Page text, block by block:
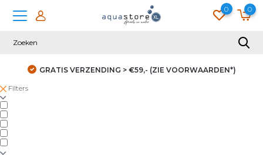
0 0
GRATIS VERZENDING > €59,- (ZIE VOORWAARDEN*)
Filters